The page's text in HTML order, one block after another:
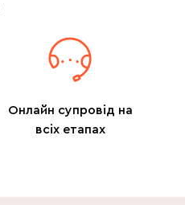
Онлайн супровід на
всіх етапах